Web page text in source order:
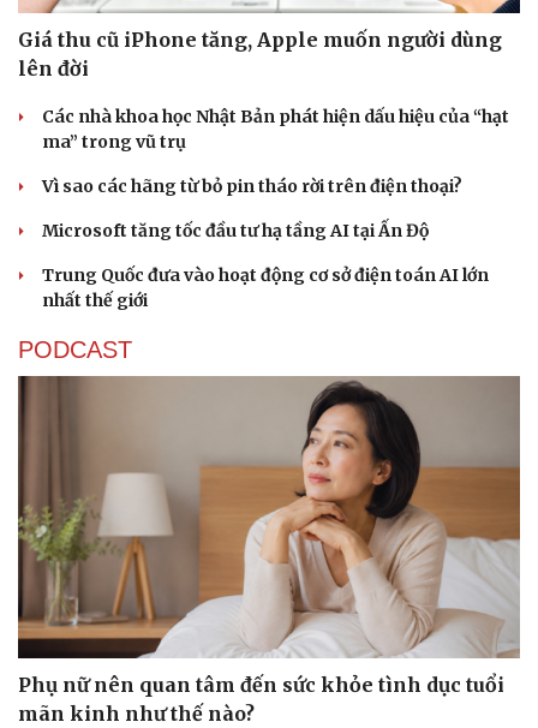
Thể thao
Bóng đá
Lịch thi đấu bóng đá
Thế giới thể thao
eSports
Hậu trường
Ô tô - Xe máy
Ô tô
Xe máy
Tư vấn
Giá thu cũ iPhone tăng, Apple muốn người dùng
lên đời
Các nhà khoa học Nhật Bản phát hiện dấu hiệu của “hạt
ma” trong vũ trụ
Vì sao các hãng từ bỏ pin tháo rời trên điện thoại?
Microsoft tăng tốc đầu tư hạ tầng AI tại Ấn Độ
Trung Quốc đưa vào hoạt động cơ sở điện toán AI lớn
nhất thế giới
PODCAST
Phụ nữ nên quan tâm đến sức khỏe tình dục tuổi
mãn kinh như thế nào?